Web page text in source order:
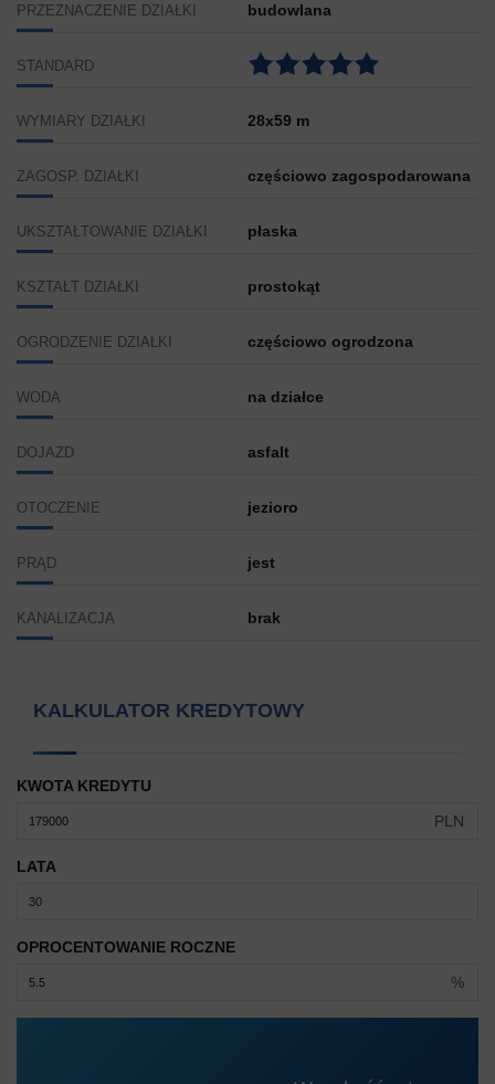
PRZEZNACZENIE DZIAŁKI budowlana
STANDARD
WYMIARY DZIAŁKI 28x59 m
ZAGOSP. DZIAŁKI częściowo zagospodarowana
UKSZTAŁTOWANIE DZIAŁKI płaska
KSZTAŁT DZIAŁKI prostokąt
OGRODZENIE DZIAŁKI częściowo ogrodzona
WODA na działce
DOJAZD asfalt
OTOCZENIE jezioro
PRĄD jest
KANALIZACJA brak
KALKULATOR KREDYTOWY
KWOTA KREDYTU
PLN
LATA
OPROCENTOWANIE ROCZNE
%